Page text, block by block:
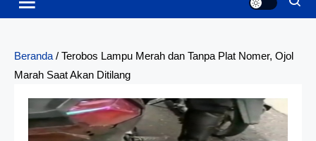
Beranda / Terobos Lampu Merah dan Tanpa Plat Nomer, Ojol
Marah Saat Akan Ditilang